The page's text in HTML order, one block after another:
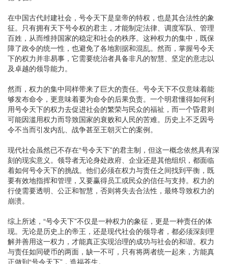
在中国古代封建社会，号令天下是皇帝的特权，也是其合法性的象
征。只有拥有天下号令权的君主，才能制定法律、调度军队、管理
百姓，从而维持国家的稳定和社会的秩序。这种权力的集中，既保
障了政令的统一性，也避免了各地割据和混乱。然而，掌握号令天
下的权力并非易事，它需要统治者具备非凡的智慧、坚定的意志以
及卓越的领导能力。
然而，权力的集中同样带来了巨大的责任。号令天下不仅意味着能
够发布命令，更意味着要为命令的后果负责。一个明君懂得如何利
用号令天下的权力去促进社会的繁荣与民众的福祉，而一个昏君则
可能因滥用权力而导致国家的衰败和人民的苦难。历史上不乏因号
令不当而引发内乱、战争甚至王朝灭亡的案例。
现代社会虽然已不存在“号令天下”的君主制，但这一概念依然具有深
刻的现实意义。领导者无论身处政府、企业还是其他组织，都面临
着如何号令天下的挑战。他们必须在权力与责任之间找到平衡，既
要有效地指挥和管理，又要赢得员工或民众的信任与支持。权力的
行使需要透明、公正和智慧，否则将失去合法性，最终导致权力的
崩溃。
综上所述，“号令天下”不仅是一种权力的象征，更是一种责任的体
现。无论是历史上的帝王，还是现代社会的领导者，都必须深刻理
解并善用这一权力，才能真正实现治理的成功与社会的和谐。权力
与责任如同硬币的两面，缺一不可，只有将两者统一起来，方能真
正做到“号令天下”，造福苍生。